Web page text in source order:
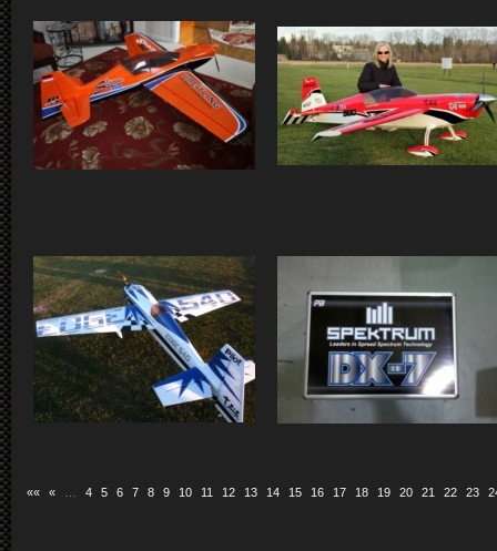
«« « 4 5 6 7 8 9 10 11 12 13 14 15 16 17 18 19 20 21 22 23